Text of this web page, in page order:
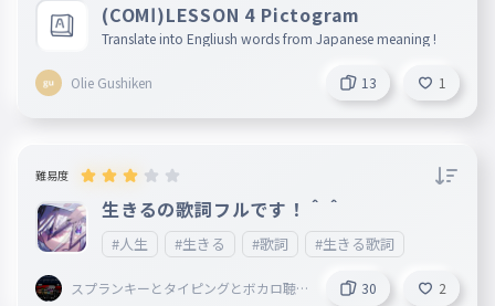
(COMⅠ)LESSON 4 Pictogram
Translate into Engliush words from Japanese meaning !
Olie Gushiken 13 1
難易度
生きるの歌詞フルです！＾＾
#人生 #生きる #歌詞 #生きる歌詞
スプランキーとタイピングとボカロ聴
30 2